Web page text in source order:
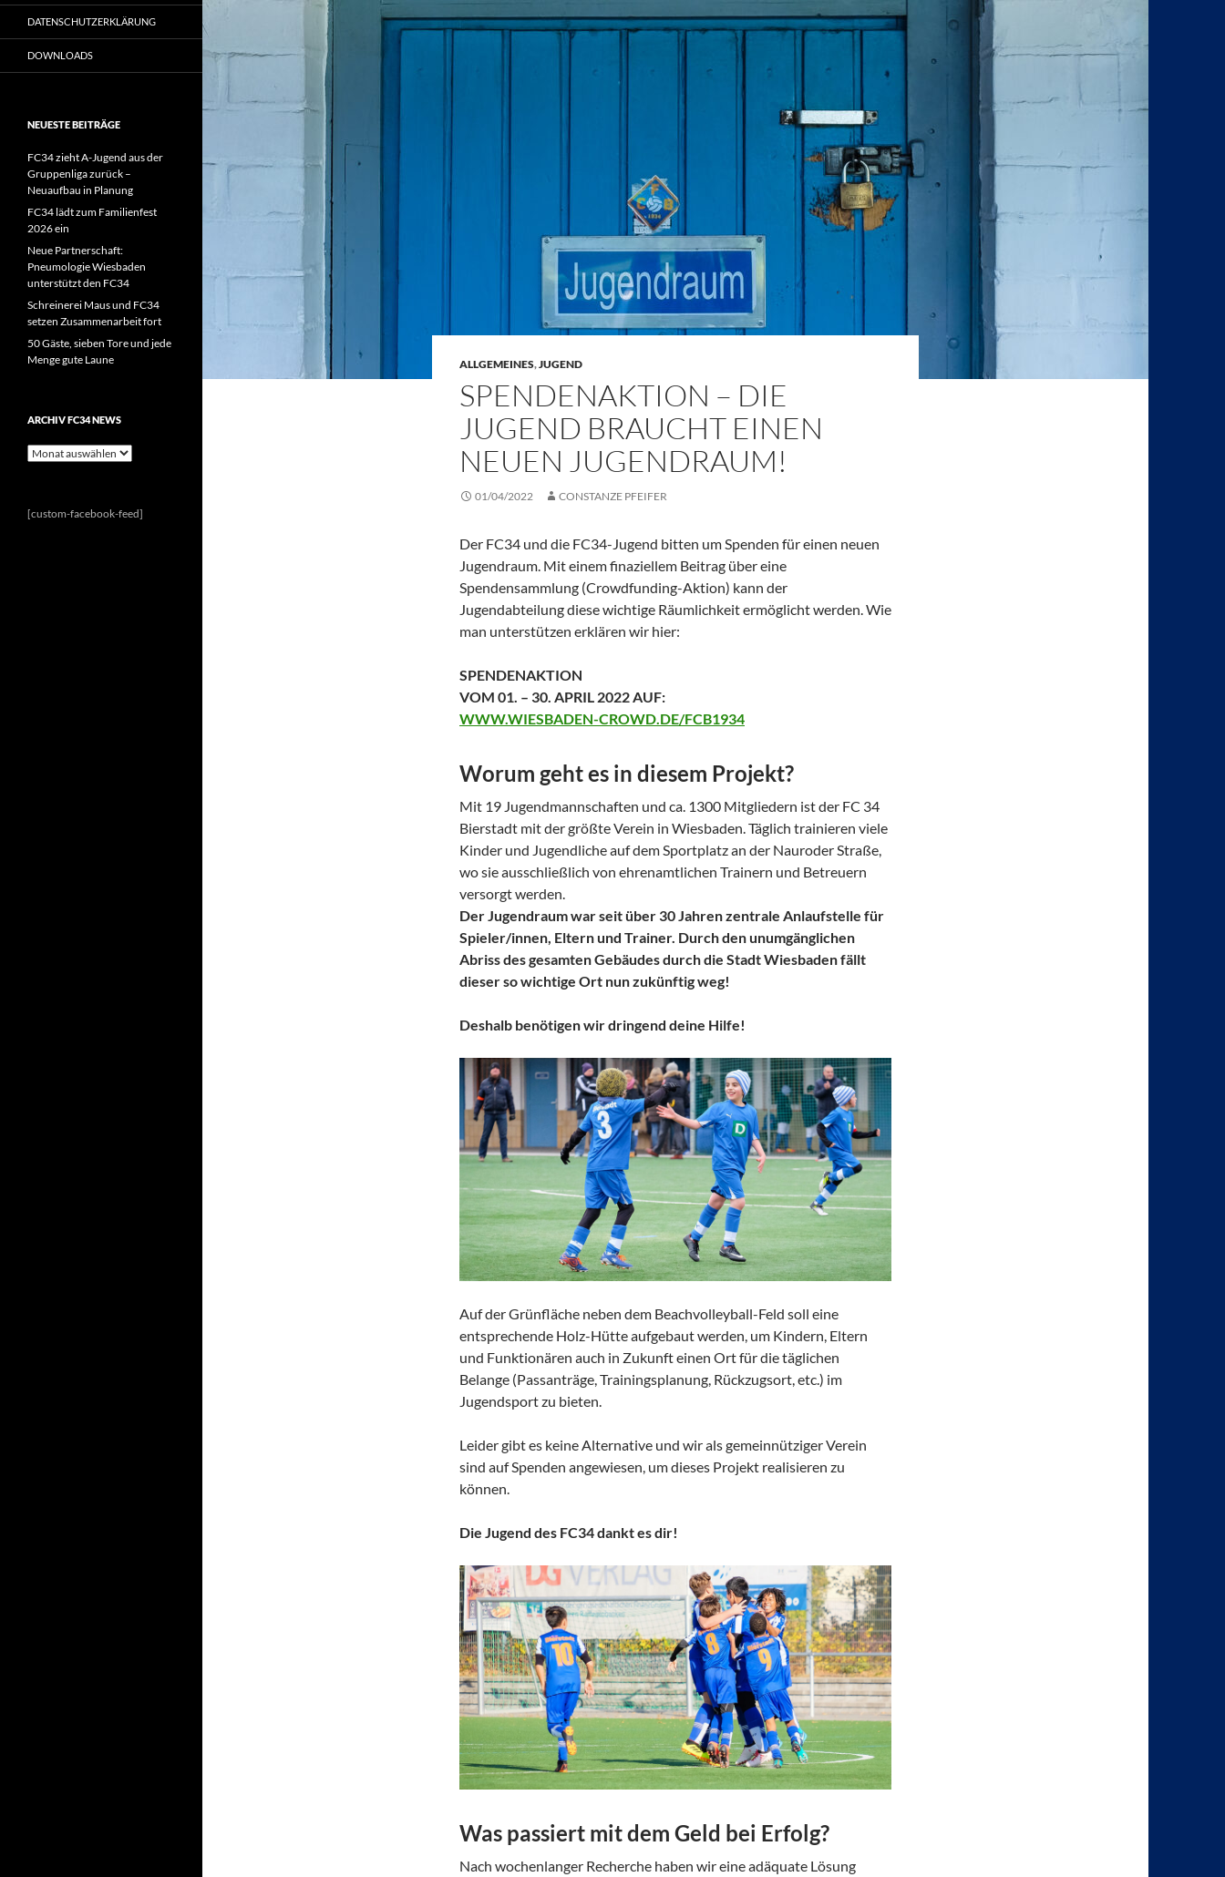
ALLGEMEINES,JUGEND
SPENDENAKTION – DIE
JUGEND BRAUCHT EINEN
NEUEN JUGENDRAUM!
01/04/2022 CONSTANZE PFEIFER
Der FC34 und die FC34-Jugend bitten um Spenden für einen neuen
Jugendraum. Mit einem finaziellem Beitrag über eine
Spendensammlung (Crowdfunding-Aktion) kann der
Jugendabteilung diese wichtige Räumlichkeit ermöglicht werden. Wie
man unterstützen erklären wir hier:
SPENDENAKTION
VOM 01. – 30. APRIL 2022 AUF:
WWW.WIESBADEN-CROWD.DE/FCB1934
Worum geht es in diesem Projekt?
Mit 19 Jugendmannschaften und ca. 1300 Mitgliedern ist der FC 34
Bierstadt mit der größte Verein in Wiesbaden. Täglich trainieren viele
Kinder und Jugendliche auf dem Sportplatz an der Nauroder Straße,
wo sie ausschließlich von ehrenamtlichen Trainern und Betreuern
versorgt werden.
Der Jugendraum war seit über 30 Jahren zentrale Anlaufstelle für
Spieler/innen, Eltern und Trainer. Durch den unumgänglichen
Abriss des gesamten Gebäudes durch die Stadt Wiesbaden fällt
dieser so wichtige Ort nun zukünftig weg!
Deshalb benötigen wir dringend deine Hilfe!
Auf der Grünfläche neben dem Beachvolleyball-Feld soll eine
entsprechende Holz-Hütte aufgebaut werden, um Kindern, Eltern
und Funktionären auch in Zukunft einen Ort für die täglichen
Belange (Passanträge, Trainingsplanung, Rückzugsort, etc.) im
Jugendsport zu bieten.
Leider gibt es keine Alternative und wir als gemeinnütziger Verein
sind auf Spenden angewiesen, um dieses Projekt realisieren zu
können.
Die Jugend des FC34 dankt es dir!
Was passiert mit dem Geld bei Erfolg?
Nach wochenlanger Recherche haben wir eine adäquate Lösung
DATENSCHUTZERKLÄRUNG
DOWNLOADS
NEUESTE BEITRÄGE
FC34 zieht A-Jugend aus der
Gruppenliga zurück –
Neuaufbau in Planung
FC34 lädt zum Familienfest
2026 ein
Neue Partnerschaft:
Pneumologie Wiesbaden
unterstützt den FC34
Schreinerei Maus und FC34
setzen Zusammenarbeit fort
50 Gäste, sieben Tore und jede
Menge gute Laune
ARCHIV FC34 NEWS
Archiv
[custom-facebook-feed]